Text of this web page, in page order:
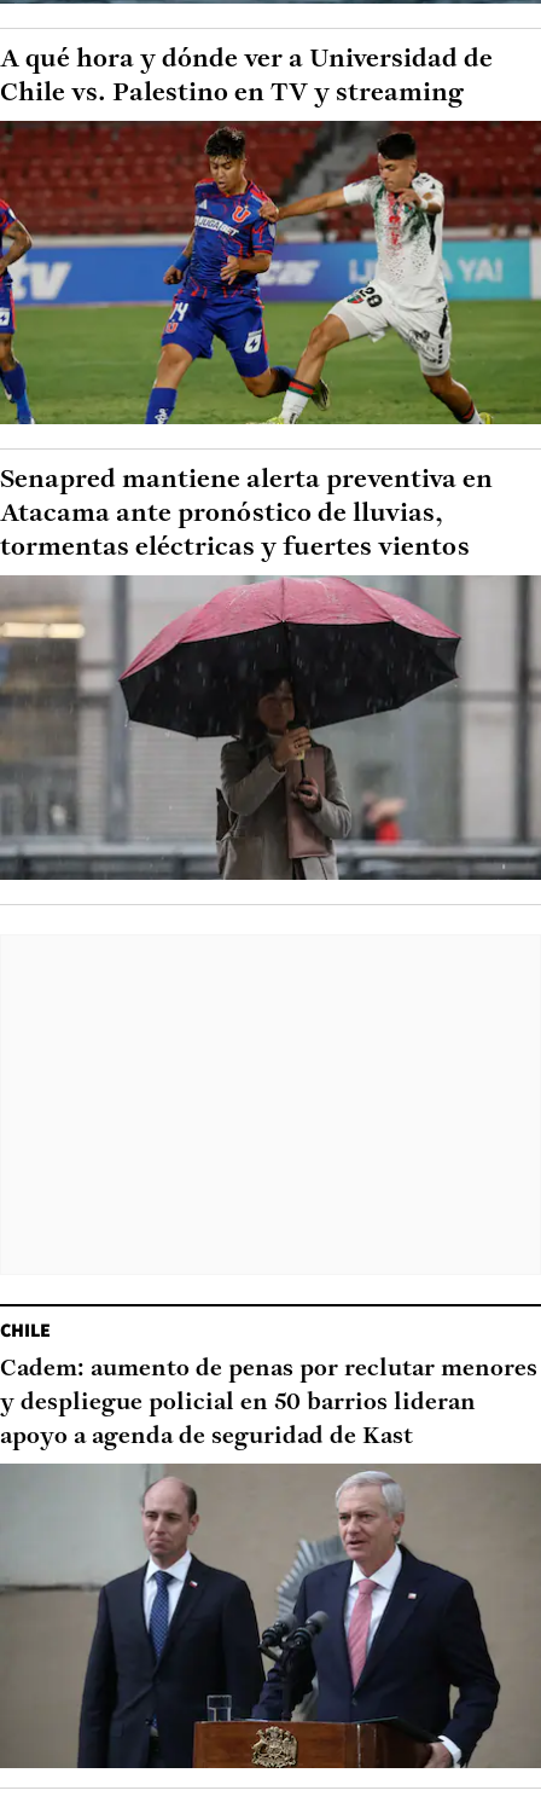
A qué hora y dónde ver a Universidad de
Chile vs. Palestino en TV y streaming
Senapred mantiene alerta preventiva en
Atacama ante pronóstico de lluvias,
tormentas eléctricas y fuertes vientos
CHILE
Cadem: aumento de penas por reclutar menores
y despliegue policial en 50 barrios lideran
apoyo a agenda de seguridad de Kast